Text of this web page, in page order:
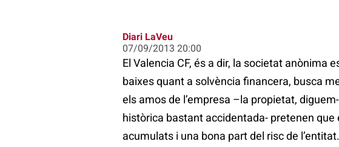
Diari LaVeu
07/09/2013 20:00
El Valencia CF, és a dir, la societat anònima
baixes quant a solvència financera, busca
els amos de l’empresa –la propietat,
històrica bastant accidentada- pretenen
acumulats i una bona part del risc de